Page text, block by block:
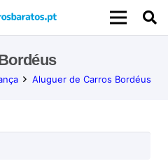
Aluguer de Carros Bordéus